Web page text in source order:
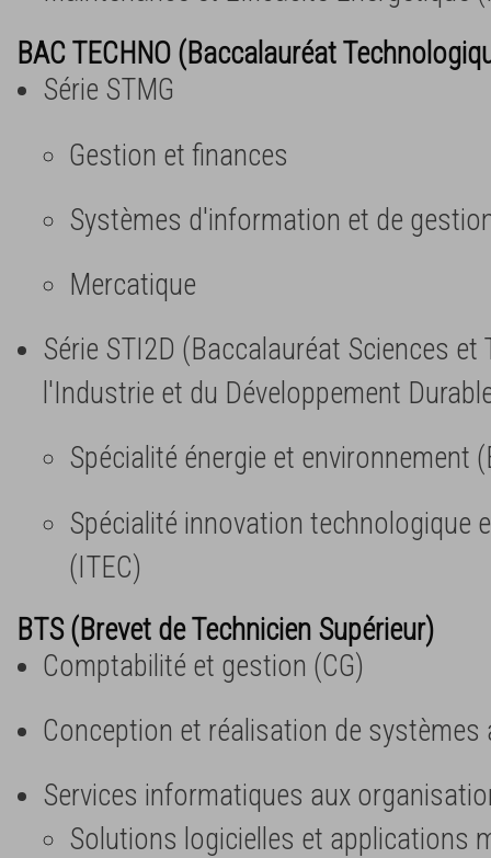
BAC TECHNO (Baccalauréat
Série STMG
Gestion et finances
Systèmes d'information et de
Mercatique
Série STI2D (Baccalauréat Sciences et
l'Industrie et du Développement
Spécialité énergie et environnement
Spécialité innovation technologique
(ITEC)
BTS (Brevet de Technicien Supérieur)
Comptabilité et gestion (CG)
Conception et réalisation de
Services informatiques aux
Solutions logicielles et applications